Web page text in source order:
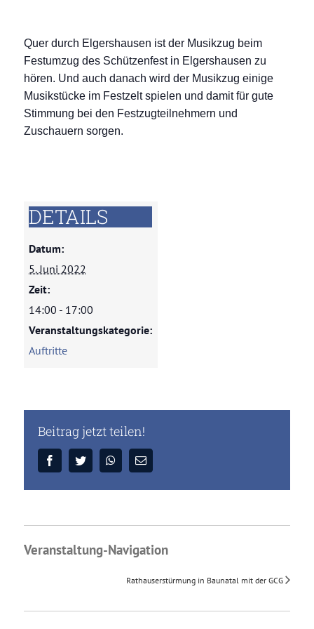
Quer durch Elgershausen ist der Musikzug beim
Festumzug des Schützenfest in Elgershausen zu
hören. Und auch danach wird der Musikzug einige
Musikstücke im Festzelt spielen und damit für gute
Stimmung bei den Festzugteilnehmern und
Zuschauern sorgen.
DETAILS
Datum:
5. Juni 2022
Zeit:
14:00 - 17:00
Veranstaltungskategorie:
Auftritte
Beitrag jetzt teilen!
FacebookTwitterWhatsApp
E-
Mail
Veranstaltung-Navigation
Rathauserstürmung in Baunatal mit der GCG
Unsere Geschichte
© Musikzug des GSV Eintracht Baunatal e.V.